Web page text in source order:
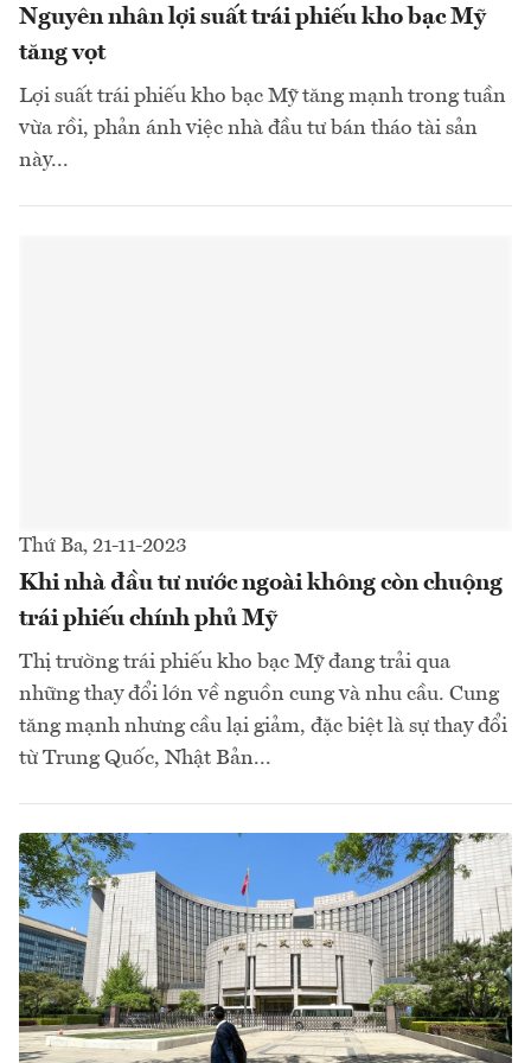
Nguyên nhân lợi suất trái phiếu kho bạc Mỹ
tăng vọt
Lợi suất trái phiếu kho bạc Mỹ tăng mạnh trong tuần
vừa rồi, phản ánh việc nhà đầu tư bán tháo tài sản
này...
Thứ Ba, 21-11-2023
Khi nhà đầu tư nước ngoài không còn chuộng
trái phiếu chính phủ Mỹ
Thị trường trái phiếu kho bạc Mỹ đang trải qua
những thay đổi lớn về nguồn cung và nhu cầu. Cung
tăng mạnh nhưng cầu lại giảm, đặc biệt là sự thay đổi
từ Trung Quốc, Nhật Bản...